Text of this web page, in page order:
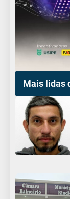
Mais lidas